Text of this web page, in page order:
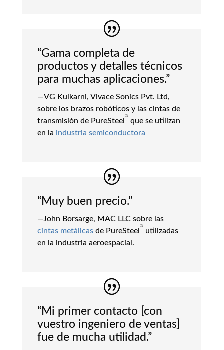
“Gama completa de
productos y detalles técnicos
para muchas aplicaciones.”
—VG Kulkarni, Vivace Sonics Pvt. Ltd,
sobre los brazos robóticos y las cintas de
transmisión de PureSteel
®
que se utilizan
en la industria semiconductora
“Muy buen precio.”
—John Borsarge, MAC LLC sobre las
cintas metálicasde PureSteel
®
utilizadas
en la industria aeroespacial.
“Mi primer contacto [con
vuestro ingeniero de ventas]
fue de mucha utilidad.”